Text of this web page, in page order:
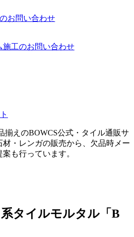
お問い合わせ
施工のお問い合わせ
揃えのBOWCS公式・タイル通販サ
・レンガの販売から、欠品時メー
も行っています。
タイルモルタル「B